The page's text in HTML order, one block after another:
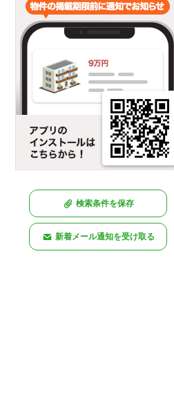
検索条件を保存
新着メール通知を受け取る